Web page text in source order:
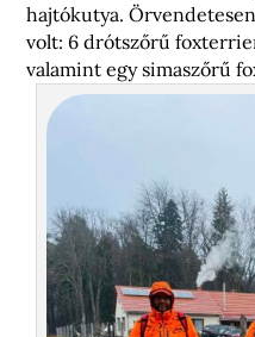
hajtókutya.
volt: 6 drótszőrű
valamint egy simaszőrű